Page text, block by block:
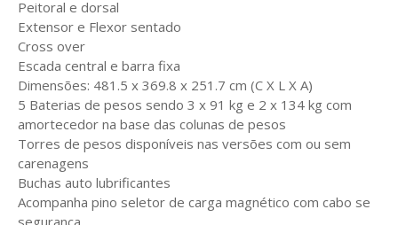
Peitoral e dorsal
Extensor e Flexor sentado
Cross over
Escada central e barra fixa
Dimensões: 481.5 x 369.8 x 251.7 cm (C X L X A)
5 Baterias de pesos sendo 3 x 91 kg e 2 x 134 kg com
amortecedor na base das colunas de pesos
Torres de pesos disponíveis nas versões com ou sem
carenagens
Buchas auto lubrificantes
Acompanha pino seletor de carga magnético com cabo se
segurança